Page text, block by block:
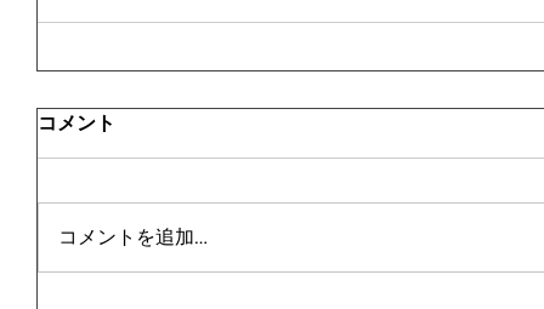
コメント
コメントを追加…